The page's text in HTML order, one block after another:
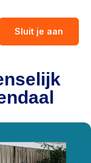
Sluit je aan